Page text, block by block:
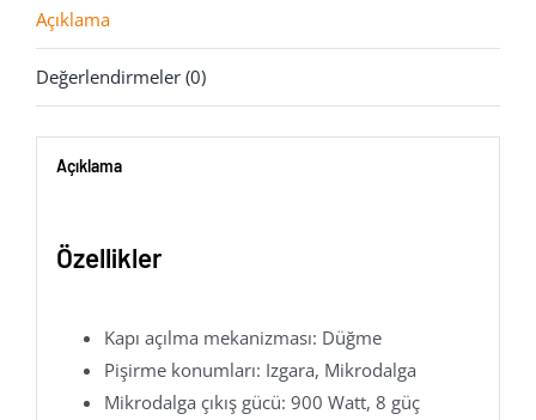
Açıklama
Değerlendirmeler (0)
Açıklama
Özellikler
Kapı açılma mekanizması: Düğme
Pişirme konumları: Izgara, Mikrodalga
Mikrodalga çıkış gücü: 900 Watt, 8 güç